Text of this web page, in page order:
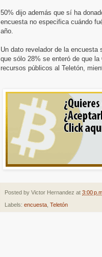
50% dijo además que sí ha
encuesta no especifica cuándo
año.
Un dato revelador de la
que sólo 28% se enteró de que
recursos públicos al Teletón,
Posted by Victor Hernandez at 3:00
Labels: encuesta Teletón